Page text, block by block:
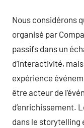
Nous considérons
organisé par
passifs dans un
d’interactivité,
expérience
être acteur de
d’enrichissement.
dans le storytelling